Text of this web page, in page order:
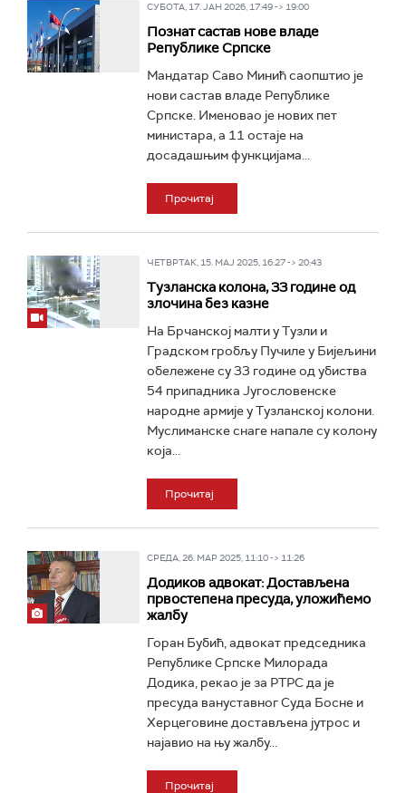
СУБОТА, 17. ЈАН 2026, 17:49 -> 19:00
Познат састав нове владе
Републике Српске
Мандатар Саво Минић саопштио је
нови састав владе Републике
Српске. Именовао је нових пет
министара, а 11 остаје на
досадашњим функцијама...
Прочитај
ЧЕТВРТАК, 15. МАЈ 2025, 16:27 -> 20:43
Тузланска колона, 33 године од
злочина без казне
На Брчанској малти у Тузли и
Градском гробљу Пучиле у Бијељини
обележене су 33 године од убиства
54 припадника Југословенске
народне армије у Тузланској колони.
Муслиманске снаге напале су колону
која...
Прочитај
СРЕДА, 26. МАР 2025, 11:10 -> 11:26
Додиков адвокат: Достављена
првостепена пресуда, уложићемо
жалбу
Горан Бубић, адвокат председника
Републике Српске Милорада
Додика, рекао је за РТРС да је
пресуда вануставног Суда Босне и
Херцеговине достављена јутрос и
најавио на њу жалбу...
Прочитај